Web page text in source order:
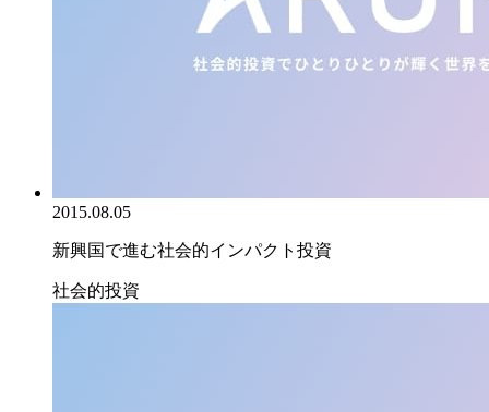
2015.08.05
新興国で進む社会的インパクト投資
社会的投資